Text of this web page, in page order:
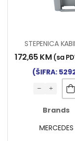
172,65 KM (sa
(ŠIFRA:
Brands
MERCEDES